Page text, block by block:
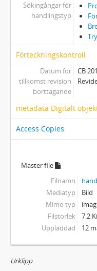
Sökingångar för
handlingstyp
Förteckningskontroll
Datum för
tillkomst revision
borttagande
CB
metadata Digitalt
Access Copies
Master file
Filnamn
Mediatyp
Bild
Mime-typ
Filstorlek
7.2
Uppladdad
12
Urklipp